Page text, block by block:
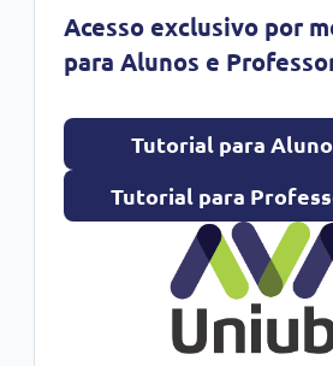
Acesso exclusivo por
para Alunos e
Tutorial para Aluno
Tutorial para